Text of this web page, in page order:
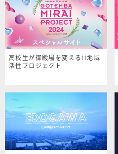
高校生が御殿場を変える!!地域
活性プロジェクト